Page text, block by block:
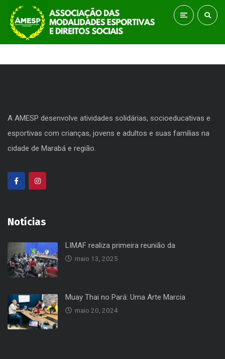
A AMESP desenvolve atividades solidárias, socioeducativas e
esportivas com crianças, jovens e adultos e suas famílias na
cidade de Marabá e região.
Notícias
LIMAF realiza primeira reunião da
maio 13, 2025
Muay Thai no Pará: Uma Arte Marcia
maio 20, 2024